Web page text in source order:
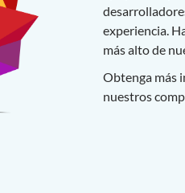
experiencia.
más alto de
Obtenga más
nuestros